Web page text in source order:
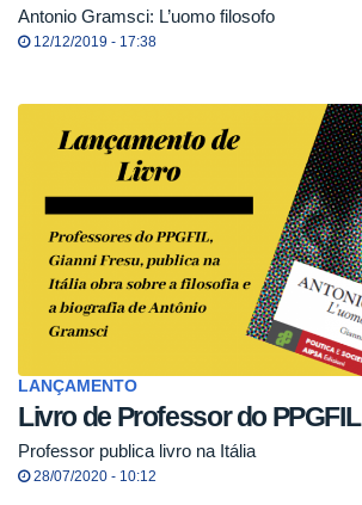
Antonio Gramsci: L’uomo filosofo
12/12/2019 - 17:38
LANÇAMENTO
Livro de Professor do PPGFIL
Professor publica livro na Itália
28/07/2020 - 10:12